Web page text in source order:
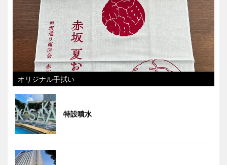
オリジナル手拭い
特設噴水